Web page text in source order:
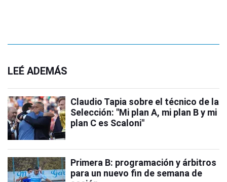
LEÉ ADEMÁS
Claudio Tapia sobre el técnico de la
Selección: "Mi plan A, mi plan B y mi
plan C es Scaloni"
Primera B: programación y árbitros
para un nuevo fin de semana de